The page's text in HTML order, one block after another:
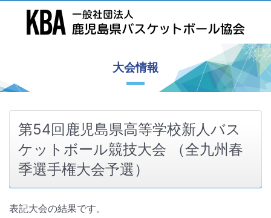
大会情報
第54回鹿児島県高等学校新人バス
ケットボール競技大会 （全九州春
季選手権大会予選）
表記大会の結果です。